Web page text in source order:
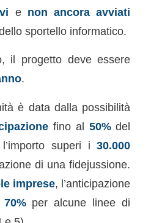
e non ancora avviati
sportello informatico.
il progetto deve essere
.
è data dalla possibilità
fino al 50%del
superi i30.000
di una fidejussione.
imprese, l’anticipazione
70%per alcune linee di